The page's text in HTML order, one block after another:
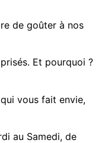
de goûter à nos
Et pourquoi ?
qui vous fait envie,
au Samedi, de